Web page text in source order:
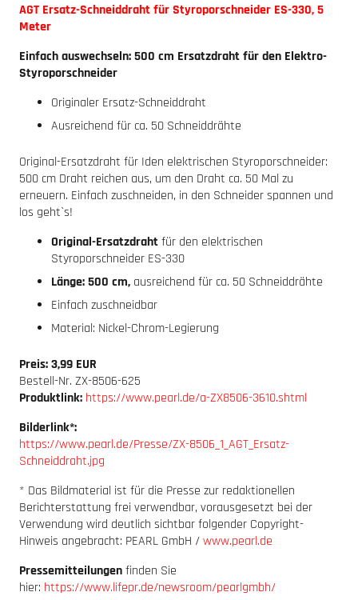
AGT Ersatz-Schneiddraht für Styroporschneider ES-330, 5
Meter
Einfach auswechseln: 500 cm Ersatzdraht für den Elektro-
Styroporschneider
Originaler Ersatz-Schneiddraht
Ausreichend für ca. 50 Schneiddrähte
Original-Ersatzdraht für Iden elektrischen Styroporschneider:
500 cm Draht reichen aus, um den Draht ca. 50 Mal zu
erneuern. Einfach zuschneiden, in den Schneider spannen und
los geht`s!
Original-Ersatzdrahtfür den elektrischen
Styroporschneider ES-330
Länge: 500 cm, ausreichend für ca. 50 Schneiddrähte
Einfach zuschneidbar
Material: Nickel-Chrom-Legierung
Preis: 3,99 EUR
Bestell-Nr. ZX-8506-625
Produktlink: https://www.pearl.de/a-ZX8506-3610.shtml
Bilderlink*:
https://www.pearl.de/Presse/ZX-8506_1_AGT_Ersatz-
Schneiddraht.jpg
* Das Bildmaterial ist für die Presse zur redaktionellen
Berichterstattung frei verwendbar, vorausgesetzt bei der
Verwendung wird deutlich sichtbar folgender Copyright-
Hinweis angebracht: PEARL GmbH /www.pearl.de
Pressemitteilungenfinden Sie
hier: https://www.lifepr.de/newsroom/pearlgmbh/